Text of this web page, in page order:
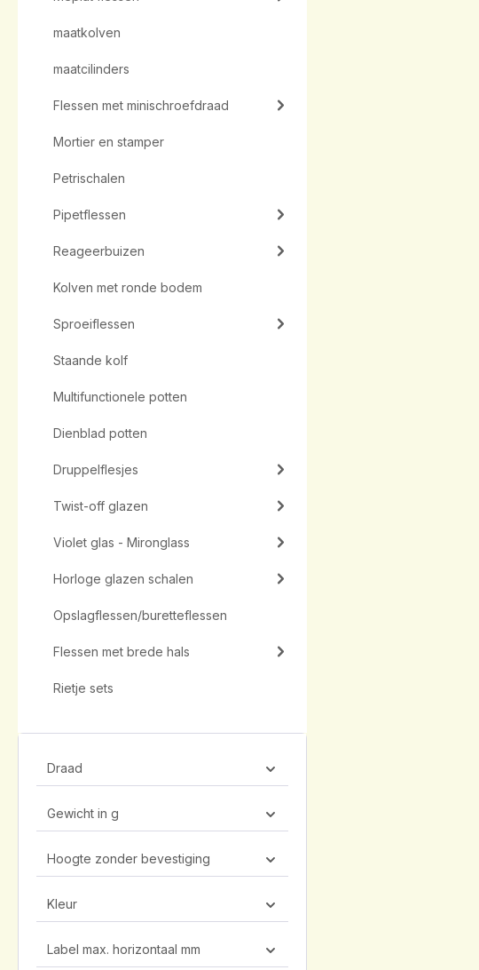
maatkolven
maatcilinders
Flessen met minischroefdraad
Mortier en stamper
Petrischalen
Pipetflessen
Reageerbuizen
Kolven met ronde bodem
Sproeiflessen
Staande kolf
Multifunctionele potten
Dienblad potten
Druppelflesjes
Twist-off glazen
Violet glas - Mironglass
Horloge glazen schalen
Opslagflessen/buretteflessen
Flessen met brede hals
Rietje sets
Draad
Gewicht in g
Hoogte zonder bevestiging
Kleur
Label max. horizontaal mm